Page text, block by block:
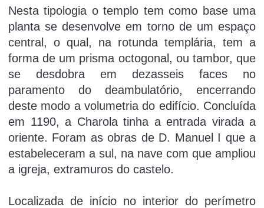
Nesta tipologia o templo tem como base uma
planta se desenvolve em torno de um espaço
central, o qual, na rotunda templária, tem a
forma de um prisma octogonal, ou tambor, que
se desdobra em dezasseis faces no
paramento do deambulatório, encerrando
deste modo a volumetria do edifício. Concluída
em 1190, a Charola tinha a entrada virada a
oriente. Foram as obras de D. Manuel I que a
estabeleceram a sul, na nave com que ampliou
a igreja, extramuros do castelo.
Localizada de iní­cio no interior do perí­metro